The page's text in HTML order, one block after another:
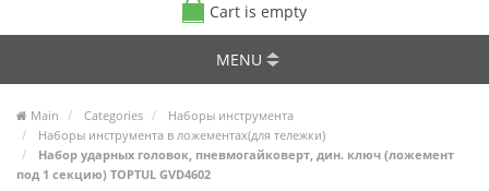
Cart is empty
MENU
Main Categories
Наборы инструмента
Наборы инструмента в ложементах(для тележки)
Набор ударных головок, пневмогайковерт, дин. ключ (ложемент
под 1 секцию) TOPTUL GVD4602